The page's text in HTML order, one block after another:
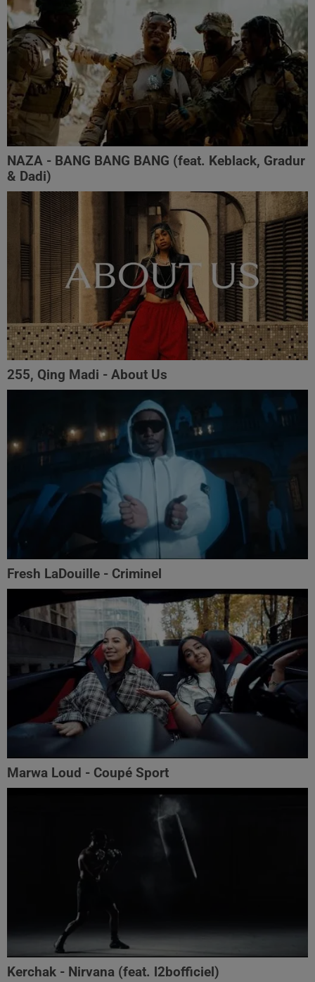
NAZA - BANG BANG BANG (feat. Keblack, Gradur
& Dadi)
255, Qing Madi - About Us
Fresh LaDouille - Criminel
Marwa Loud - Coupé Sport
Kerchak - Nirvana (feat. ‪l2bofficiel‬)